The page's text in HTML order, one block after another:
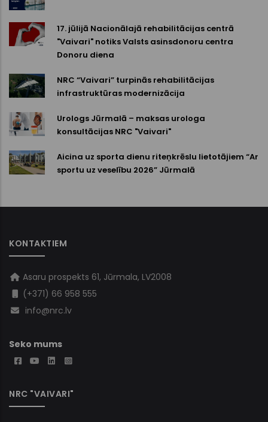
17. jūlijā Nacionālajā rehabilitācijas centrā
"Vaivari" notiks Valsts asinsdonoru centra
Donoru diena
NRC “Vaivari” turpinās rehabilitācijas
infrastruktūras modernizācija
Urologs Jūrmalā – maksas urologa
konsultācijas NRC "Vaivari"
Aicina uz sporta dienu riteņkrēslu lietotājiem “Ar
sportu uz veselību 2026” Jūrmalā
KONTAKTIEM
Asaru prospekts 61, Jūrmala, LV2008
(+371) 66 958 555
info@nrc.lv
Seko mums
NRC "VAIVARI"